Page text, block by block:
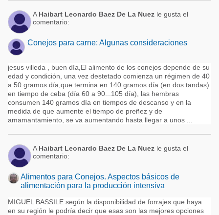
A Haibart Leonardo Baez De La Nuez le gusta el
comentario:
Conejos para carne: Algunas consideraciones
jesus villeda , buen día,El alimento de los conejos depende de su
edad y condición, una vez destetado comienza un régimen de 40
a 50 gramos día,que termina en 140 gramos día (en dos tandas)
en tiempo de ceba (día 60 a 90...105 día), las hembras
consumen 140 gramos día en tiempos de descanso y en la
medida de que aumente el tiempo de preñez y de
amamantamiento, se va aumentando hasta llegar a unos ...
A Haibart Leonardo Baez De La Nuez le gusta el
comentario:
Alimentos para Conejos. Aspectos básicos de
alimentación para la producción intensiva
MIGUEL BASSILE según la disponibilidad de forrajes que haya
en su región le podría decir que esas son las mejores opciones